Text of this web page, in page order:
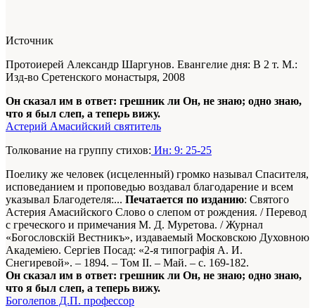
Источник
Протоиерей Александр Шаргунов. Евангелие дня: В 2 т. М.:
Изд-во Сретенского монастыря, 2008
Он сказал им в ответ: грешник ли Он, не знаю; одно знаю,
что я был слеп, а теперь вижу.
Астерий Амасийский святитель
Толкование на группу стихов: Ин: 9: 25-25
Поелику же человек (исцеленный) громко называл Спасителя,
исповеданием и проповедью воздавал благодарение и всем
указывал Благодетеля:... Печатается по изданию: Святого
Астерия Амасийского Слово о слепом от рождения. /Перевод
с греческого и примечания М. Д. Муретова. / Журнал
«Богословскiй Вестникъ», издаваемый Московскою Духовною
Академiею. Сергiев Посад: «2-я типографiя А. И.
Снегиревой». – 1894. – Том II. – Май. – с. 169-182.
Он сказал им в ответ: грешник ли Он, не знаю; одно знаю,
что я был слеп, а теперь вижу.
Боголепов Д.П. профессор